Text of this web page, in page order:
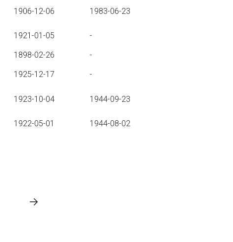
1906-12-06 1983-06-23
1921-01-05 -
1898-02-26 -
1925-12-17
-
1923-10-04 1944-09-23
1922-05-01 1944-08-02